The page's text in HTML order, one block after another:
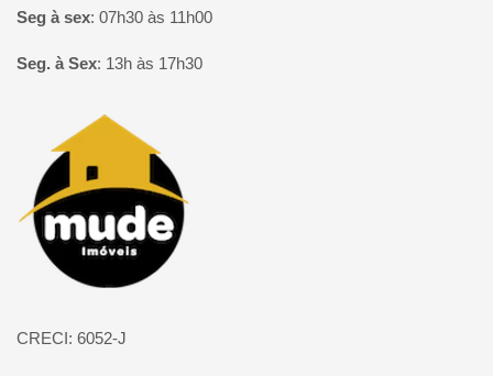
Seg à sex: 07h30 às 11h00
Seg. à Sex: 13h às 17h30
Página inicial
CRECI: 6052-J